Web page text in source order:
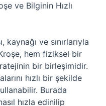
ve Bilginin Hızlı
ve sınırlarıyla
hem fiziksel bir
bir birleşimidir.
hızlı bir şekilde
Burada
hızla edinilip